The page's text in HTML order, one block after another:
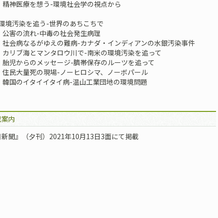
神医療を想う-環境社会学の視点から
汚染を追う-世界のあちこちで
害の流れ-中毒の社会発生病理
会病なるがゆえの難病-カナダ・インディアンの水銀汚染事件
リブ海とマンタロウ川で-南米の環境汚染を追って
児からのメッセージ-臍帯保存のルーツを追って
民大量死の現場-ノーヒロシマ、ノーボパール
国のイタイイタイ病-温山工業団地の環境問題
内
聞』（夕刊）2021年10月13日3面にて掲載